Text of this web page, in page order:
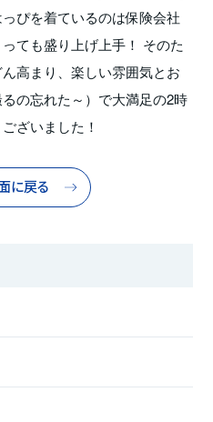
ぴを着ているのは保険会社
ても盛り上げ上手！ そのた
高まり、楽しい雰囲気とお
の忘れた～）で大満足の2時
ざいました！
に戻る